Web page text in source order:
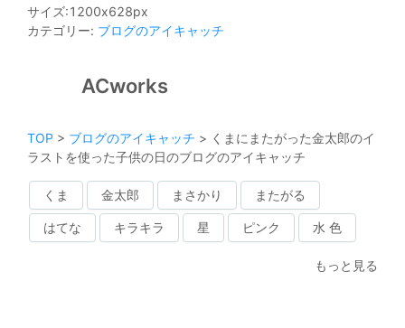
サイズ:1200x628px
カテゴリー: ブログのアイキャッチ
ACworks
TOP > ブログのアイキャッチ > くまにまたがった金太郎のイ
ラストを使った子供の日のブログのアイキャッチ
くま 金太郎 まさかり またがる
はてな キラキラ 星 ピンク 水 色
もっと見る